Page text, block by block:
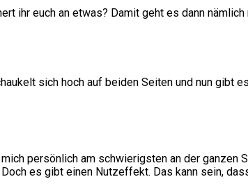
ihr euch an etwas? Damit geht es dann
sich hoch auf beiden Seiten und nun gibt
persönlich am schwierigsten an der ganzen
es gibt einen Nutzeffekt. Das kann sein,